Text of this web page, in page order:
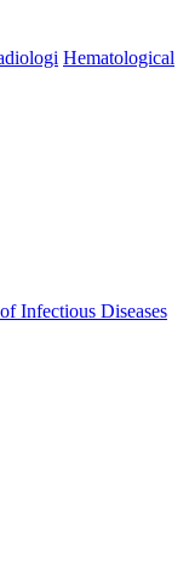
Hematological
Infectious Diseases